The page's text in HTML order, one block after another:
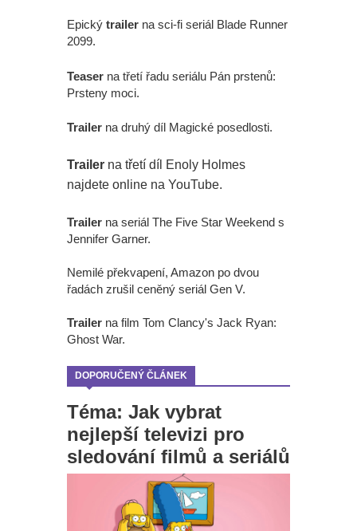
Epický trailer na sci-fi seriál Blade Runner
2099.
Teaser na třetí řadu seriálu Pán prstenů:
Prsteny moci.
Trailer na druhý díl Magické posedlosti.
Trailer na třetí díl Enoly Holmes
najdete online na YouTube.
Trailer na seriál The Five Star Weekend s
Jennifer Garner.
Nemilé překvapení, Amazon po dvou
řadách zrušil ceněný seriál Gen V.
Trailer na film Tom Clancy's Jack Ryan:
Ghost War.
DOPORUČENÝ ČLÁNEK
Téma: Jak vybrat
nejlepší televizi pro
sledování filmů a seriálů